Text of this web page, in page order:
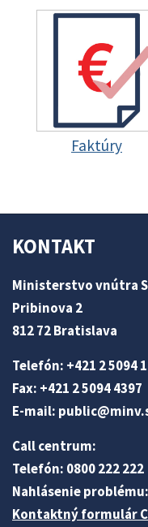
Faktúry
KONTAKT
Ministerstvo vnútra
Pribinova 2
812 72 Bratislava
Telefón: +421 2 5094
Fax: +421 2 5094 4397
E-mail: public@minv
Call centrum:
Telefón: 0800 222 222
Nahlásenie problému:
Kontaktný formulár